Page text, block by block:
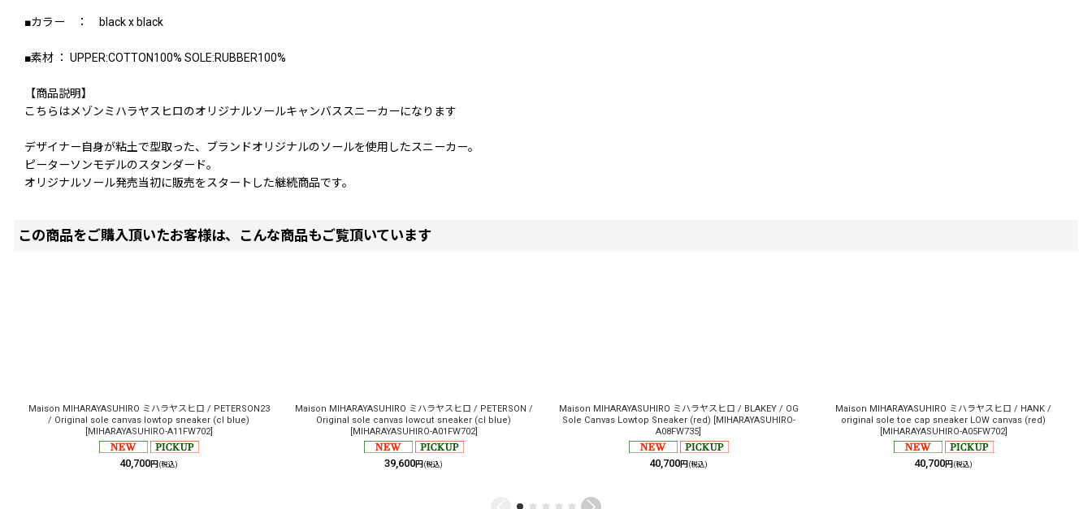
■カラー ： black x black
■素材 ： UPPER:COTTON100% SOLE:RUBBER100%
【商品説明】
こちらはメゾンミハラヤスヒロのオリジナルソールキャンバススニーカーになります
デザイナー自身が粘土で型取った、ブランドオリジナルのソールを使用したスニーカー。
ピーターソンモデルのスタンダード。
オリジナルソール発売当初に販売をスタートした継続商品です。
この商品をご購入頂いたお客様は、こんな商品もご覧頂いています
Maison MIHARAYASUHIRO ミハラヤスヒロ / PETERSON23
/ Original sole canvas lowtop sneaker (cl blue)
[MIHARAYASUHIRO-A11FW702]
40,700円 (税込)
Maison MIHARAYASUHIRO ミハラヤスヒロ / PETERSON /
Original sole canvas lowcut sneaker (cl blue)
[MIHARAYASUHIRO-A01FW702]
39,600円 (税込)
Maison MIHARAYASUHIRO ミハラヤスヒロ / BLAKEY / OG
Sole Canvas Lowtop Sneaker (red) [MIHARAYASUHIRO-
A08FW735]
40,700円 (税込)
Maison MIHARAYASUHIRO ミハラヤスヒロ / HANK /
original sole toe cap sneaker LOW canvas (red)
[MIHARAYASUHIRO-A05FW702]
40,700円 (税込)